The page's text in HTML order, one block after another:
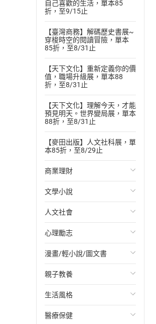
自己喜歡的生活，單本85
折，至9/15止
【臺灣商務】解碼歷史書展~
穿梭時空的閱讀冒險，單本
85折，至8/31止
【天下文化】重新定義你的價
值，職場升級展，單本88
折，至8/31止
【天下文化】理解今天，才能
預見明天。世界變局展，單本
88折，至8/31止
【麥田出版】人文社科展，單
本85折，至8/29止
商業理財
投資理財
經濟/趨勢
財務/金融
管理/領導
職場工作術
成功法
行銷/廣告
文學小說
歐美文學
日本文學
韓國文學
華文文學
經典文學
成長/家庭生活小說
人文社會
國際關係
政治
社會科學
台灣/中國歷史
日/韓歷史
心理勵志
心靈成長/情緒
人際關係
兩性關係
心理學
漫畫/輕小說/圖文書
輕小說
奇幻/科幻
愛情故事
親子教養
教育現場
兒童文學/故事
生活風格
飲食/食譜
醫療保健